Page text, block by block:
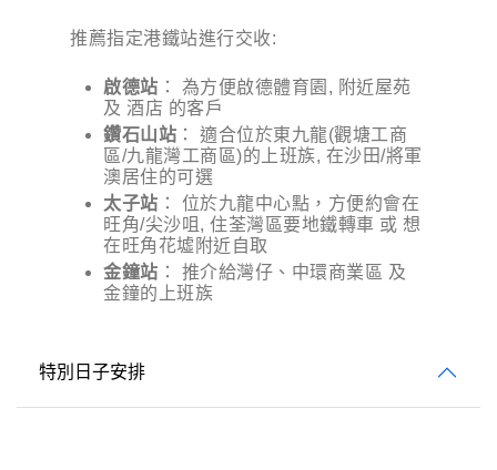
推薦指定港鐵站進行交收:
啟德站 ： 為方便啟德體育園, 附近屋苑
及 酒店 的客戶
鑽石山站 ： 適合位於東九龍(觀塘工商
區/九龍灣工商區)的上班族, 在沙田/將軍
澳居住的可選
太子站 ： 位於九龍中心點，方便約會在
旺角/尖沙咀, 住荃灣區要地鐵轉車 或 想
在旺角花墟附近自取
金鐘站 ： 推介給灣仔、中環商業區 及
金鐘的上班族
特別日子安排